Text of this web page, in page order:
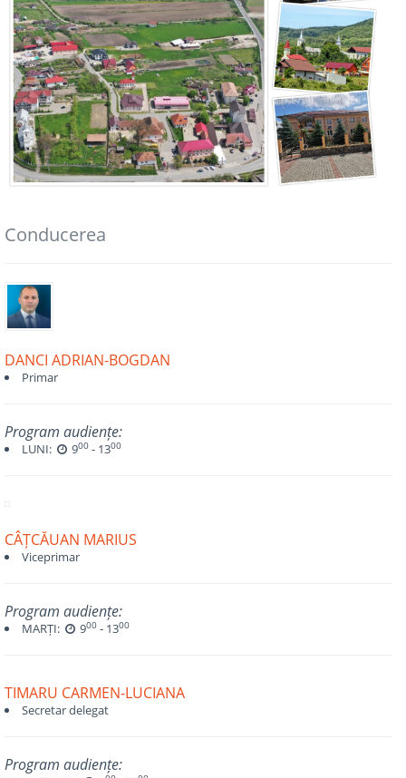
Conducerea
DANCI ADRIAN-BOGDAN
Primar
Program audiențe:
LUNI: 900 - 1300
CÂȚCĂUAN MARIUS
Viceprimar
Program audiențe:
MARȚI: 900 - 1300
TIMARU CARMEN-LUCIANA
Secretar delegat
Program audiențe: